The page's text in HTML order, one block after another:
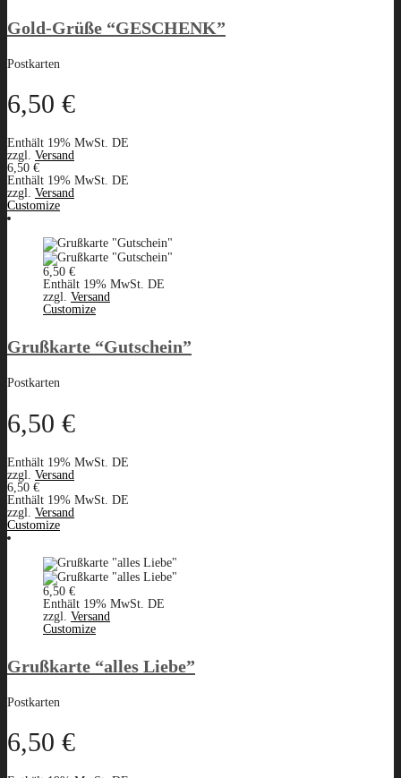
Gold-Grüße “GESCHENK”
Postkarten
6,50 €
Enthält 19% MwSt. DE
zzgl. Versand
6,50 €
Enthält 19% MwSt. DE
zzgl. Versand
Customize
6,50 €
Enthält 19% MwSt. DE
zzgl. Versand
Customize
Grußkarte “Gutschein”
Postkarten
6,50 €
Enthält 19% MwSt. DE
zzgl. Versand
6,50 €
Enthält 19% MwSt. DE
zzgl. Versand
Customize
6,50 €
Enthält 19% MwSt. DE
zzgl. Versand
Customize
Grußkarte “alles Liebe”
Postkarten
6,50 €